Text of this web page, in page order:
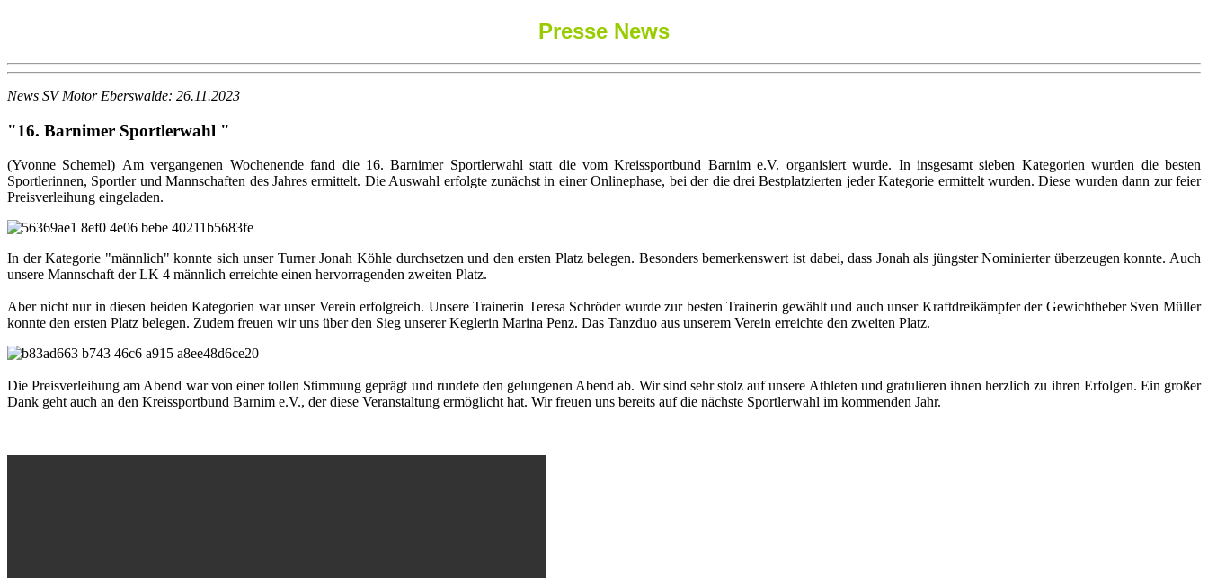
Presse News
News SV Motor Eberswalde: 26.11.2023
"16. Barnimer Sportlerwahl "
(Yvonne Schemel) Am vergangenen Wochenende fand die 16. Barnimer Sportlerwahl statt die vom Kreissportbund Barnim e.V. organisiert wurde. In insgesamt sieben Kategorien wurden die besten
Sportlerinnen, Sportler und Mannschaften des Jahres ermittelt. Die Auswahl erfolgte zunächst in einer Onlinephase, bei der die drei Bestplatzierten jeder Kategorie ermittelt wurden. Diese wurden dann zur feier
Preisverleihung eingeladen.
In der Kategorie "männlich" konnte sich unser Turner Jonah Köhle durchsetzen und den ersten Platz belegen. Besonders bemerkenswert ist dabei, dass Jonah als jüngster Nominierter überzeugen konnte. Auch
unsere Mannschaft der LK 4 männlich erreichte einen hervorragenden zweiten Platz.
Aber nicht nur in diesen beiden Kategorien war unser Verein erfolgreich. Unsere Trainerin Teresa Schröder wurde zur besten Trainerin gewählt und auch unser Kraftdreikämpfer der Gewichtheber Sven Müller
konnte den ersten Platz belegen. Zudem freuen wir uns über den Sieg unserer Keglerin Marina Penz. Das Tanzduo aus unserem Verein erreichte den zweiten Platz.
Die Preisverleihung am Abend war von einer tollen Stimmung geprägt und rundete den gelungenen Abend ab. Wir sind sehr stolz auf unsere Athleten und gratulieren ihnen herzlich zu ihren Erfolgen. Ein großer
Dank geht auch an den Kreissportbund Barnim e.V., der diese Veranstaltung ermöglicht hat. Wir freuen uns bereits auf die nächste Sportlerwahl im kommenden Jahr.